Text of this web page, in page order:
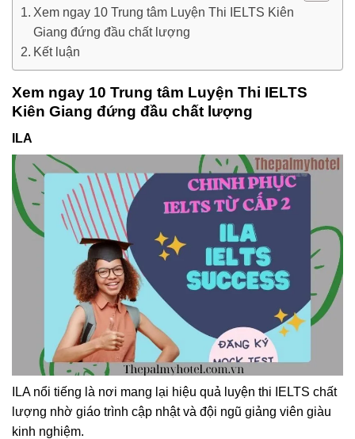
Xem ngay 10 Trung tâm Luyện Thi IELTS Kiên
Giang đứng đầu chất lượng
Kết luận
Xem ngay 10 Trung tâm Luyện Thi IELTS
Kiên Giang đứng đầu chất lượng
ILA
ILA nổi tiếng là nơi mang lại hiệu quả luyện thi IELTS chất
lượng nhờ giáo trình cập nhật và đội ngũ giảng viên giàu
kinh nghiệm.